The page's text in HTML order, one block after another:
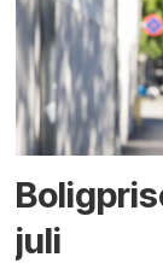
juli